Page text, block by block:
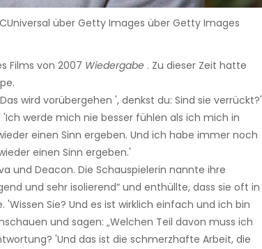
über Getty Images über Getty Images
Films von 2007 Wiedergabe . Zu dieser Zeit hatte
wird vorübergehen ', denkst du: Sind sie verrückt?'
. 'Ich werde mich nie besser fühlen als ich mich in
einen Sinn ergeben. Und ich habe immer noch
einen Sinn ergeben.'
und Deacon. Die Schauspielerin nannte ihre
und sehr isolierend“ und enthüllte, dass sie oft in
'Wissen Sie? Und es ist wirklich einfach und ich bin
und sagen: „Welchen Teil davon muss ich
'Und das ist die schmerzhafte Arbeit, die